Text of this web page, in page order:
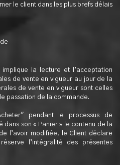
le client dans les plus brefs délais
la lecture et l’acceptation
de vente en vigueur au jour de la
de vente en vigueur sont celles
passation de la commande.
pendant le processus de
son « Panier » le contenu de la
l’avoir modifiée, le Client déclare
l’intégralité des présentes